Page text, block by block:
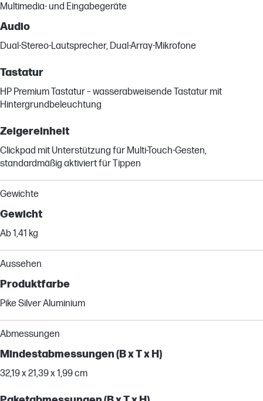
Multimedia- und Eingabegeräte
Audio
Dual-Stereo-Lautsprecher, Dual-Array-Mikrofone
Tastatur
HP Premium Tastatur – wasserabweisende Tastatur mit
Hintergrundbeleuchtung
Zeigereinheit
Clickpad mit Unterstützung für Multi-Touch-Gesten,
standardmäßig aktiviert für Tippen
Gewichte
Gewicht
Ab 1,41 kg
Aussehen
Produktfarbe
Pike Silver Aluminium
Abmessungen
Mindestabmessungen (B x T x H)
32,19 x 21,39 x 1,99 cm